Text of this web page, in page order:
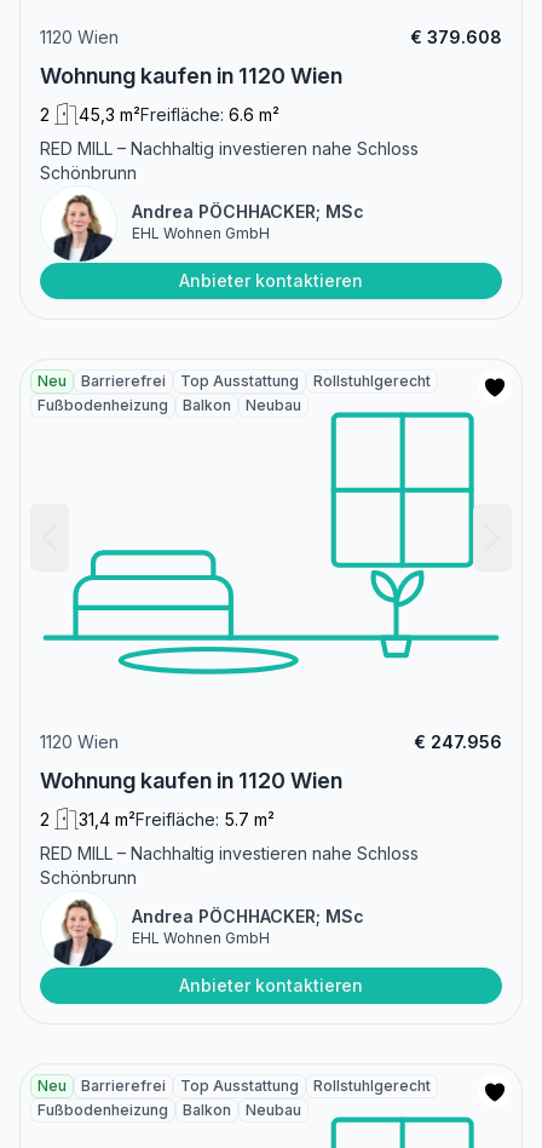
1120 Wien € 379.608
Wohnung kaufen in 1120 Wien
2 45,3 m²Freifläche: 6.6 m²
RED MILL – Nachhaltig investieren nahe Schloss
Schönbrunn
Andrea PÖCHHACKER; MSc
EHL Wohnen GmbH
Anbieter kontaktieren
Neu Barrierefrei Top Ausstattung
Rollstuhlgerecht
Fußbodenheizung
Balkon Neubau
1120 Wien € 247.956
Wohnung kaufen in 1120 Wien
2 31,4 m²Freifläche: 5.7 m²
RED MILL – Nachhaltig investieren nahe Schloss
Schönbrunn
Andrea PÖCHHACKER; MSc
EHL Wohnen GmbH
Anbieter kontaktieren
Neu Barrierefrei Top Ausstattung
Rollstuhlgerecht
Fußbodenheizung
Balkon Neubau